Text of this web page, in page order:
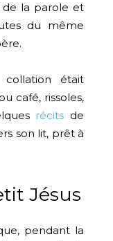
la parole et
du même
était
café, rissoles,
récits de
son lit, prêt à
Jésus
pendant la